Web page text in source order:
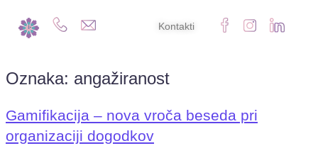
Kontakti
Oznaka: angažiranost
Gamifikacija – nova vroča beseda pri
organizaciji dogodkov